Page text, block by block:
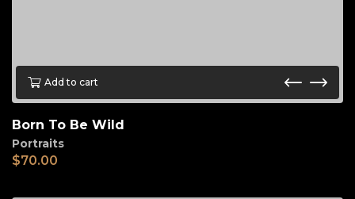
Add to cart
Born To Be Wild
Portraits
$70.00